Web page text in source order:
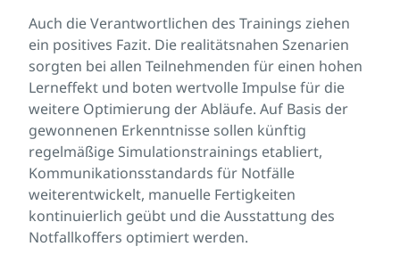
Auch die Verantwortlichen des Trainings ziehen
ein positives Fazit. Die realitätsnahen Szenarien
sorgten bei allen Teilnehmenden für einen hohen
Lerneffekt und boten wertvolle Impulse für die
weitere Optimierung der Abläufe. Auf Basis der
gewonnenen Erkenntnisse sollen künftig
regelmäßige Simulationstrainings etabliert,
Kommunikationsstandards für Notfälle
weiterentwickelt, manuelle Fertigkeiten
kontinuierlich geübt und die Ausstattung des
Notfallkoffers optimiert werden.